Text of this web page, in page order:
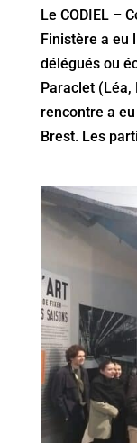
Le CODIEL –
Finistère a eu
délégués ou
Paraclet
rencontre a
Brest. Les